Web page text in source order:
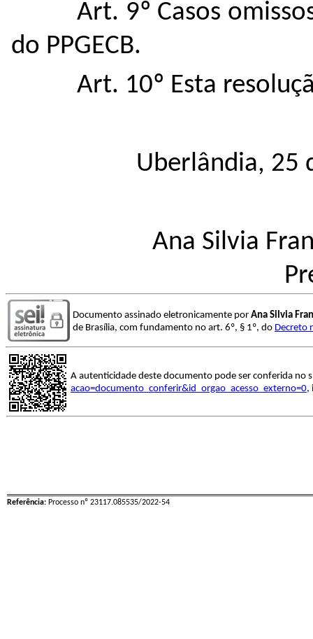
Art. 9º Casos
do PPGECB.
Art. 10º Esta
Uberlândia, 25
Ana Silvia
Documento assinado eletronicamente por Ana Silvia
de Brasília, com fundamento no art. 6º, § 1º, do Decreto
A autenticidade deste documento pode ser conferida no
acao=documento_conferir&id_orgao_acesso_externo=0,
Referência: Processo nº 23117.085535/2022-54